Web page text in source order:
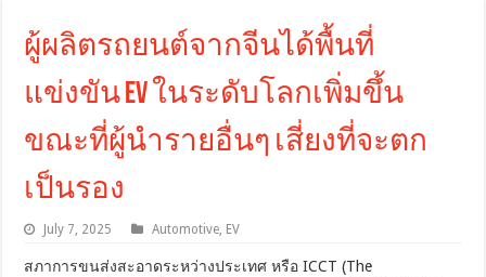
ผู้ผลิตรถยนต์จากจีนได้พื้นที่
แข่งขัน EV ในระดับโลกเพิ่มขึ้น
ขณะที่ผู้นำรายอื่นๆ เสี่ยงที่จะตก
เป็นรอง
July 7, 2025 Automotive, EV
สภาการขนส่งสะอาดระหว่างประเทศ หรือ ICCT (The